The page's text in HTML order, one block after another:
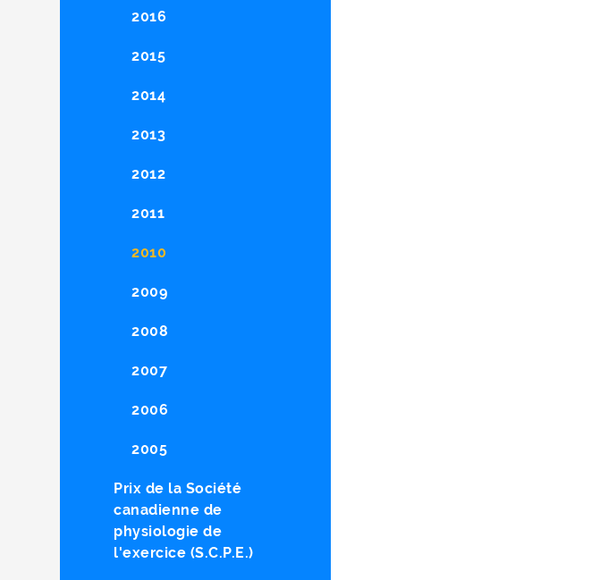
2016
2015
2014
2013
2012
2011
2010
2009
2008
2007
2006
2005
Prix de la Société
canadienne de
physiologie de
l'exercice (S.C.P.E.)